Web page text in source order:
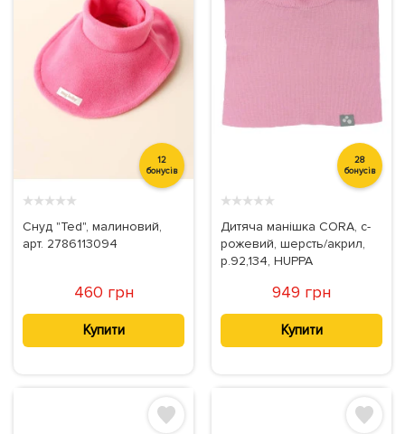
12
бонусів
★★★★★
Снуд "Ted", малиновий,
арт. 2786113094
460 грн
Купити
28
бонусів
★★★★★
Дитяча манішка CORA, с-
рожевий, шерсть/акрил,
р.92,134, HUPPA
949 грн
Купити